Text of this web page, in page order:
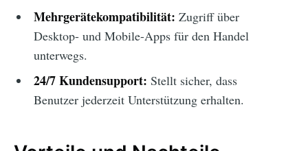
Mehrgerätekompatibilität: Zugriff über
Desktop- und Mobile-Apps für den Handel
unterwegs.
24/7 Kundensupport: Stellt sicher, dass
Benutzer jederzeit Unterstützung erhalten.